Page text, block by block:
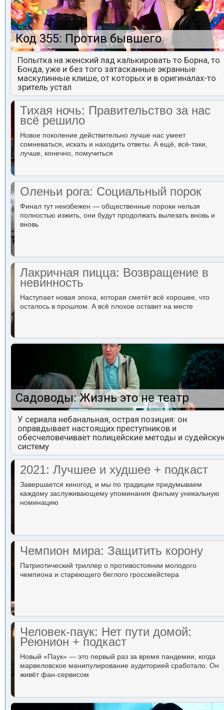
Код 355: Против бывшего
Попытка на женский лад калькировать то Борна, то
Бонда, уже и без того затасканные экранные
маскулинные клише, от которых и в оригиналах-то
зритель устал
Тихая ночь: Правительство за нас
всё решило
Новое поколение действительно лучше нас умеет
сомневаться, искать и находить ответы. А ещё, всё-таки,
лучше, конечно, помучиться
Оленьи рога: Социальный порок
Финал тут неизбежен — общественные пороки нельзя
полностью изжить, они будут продолжать вылезать вновь и
вновь
Лакричная пицца: Возвращение в
невинность
Наступает новая эпоха, которая сметёт всё хорошее, что
осталось в прошлом. А всё плохое оставит на месте
Садоводы: Жизнь это не театр
У сериала небанальная, острая позиция: он
оправдывает настоящих преступников и
обесчеловечивает полицейские методы и
систему
2021: Лучшее и худшее + подкаст
Завершается киногод, и мы по традиции придумываем
каждому заслуживающему упоминания фильму уникальную
номинацию
Чемпион мира: Защитить корону
Патриотический триллер о противостоянии молодого
чемпиона и стареющего беглого гроссмейстера
Человек-паук: Нет пути домой:
Реюнион + подкаст
Новый «Паук» — это первый раз за время пандемии, когда
марвеловское манипулирование аудиторией сработало. Он
живёт фан-сервисом